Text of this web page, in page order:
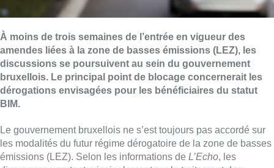
À moins de trois semaines de l’entrée en vigueur des
amendes liées à la zone de basses émissions (LEZ), les
discussions se poursuivent au sein du gouvernement
bruxellois. Le principal point de blocage concernerait les
dérogations envisagées pour les bénéficiaires du statut
BIM.
Le gouvernement bruxellois ne s’est toujours pas accordé sur
les modalités du futur régime dérogatoire de la zone de basses
émissions (LEZ). Selon les informations de L’Echo, les